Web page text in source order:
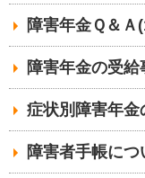
障害年金Ｑ＆Ａ
障害年金の受給
症状別障害年金
障害者手帳につ